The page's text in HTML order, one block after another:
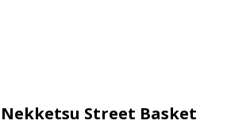
Nekketsu Street Basket